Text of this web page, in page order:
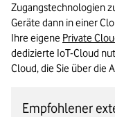
Zugangstechnologien
Geräte dann in einer
Ihre eigene Private
dedizierte IoT-Cloud
Cloud, die Sie über die
Empfohlener